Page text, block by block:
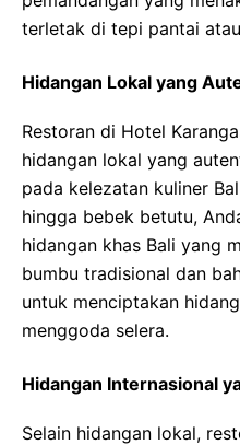
terletak di tepi pantai
Hidangan Lokal yang
Restoran di Hotel
hidangan lokal yang
pada kelezatan kuliner
hingga bebek betutu,
hidangan khas Bali yang
bumbu tradisional dan
untuk menciptakan
menggoda selera.
Hidangan Internasional
Selain hidangan lokal,